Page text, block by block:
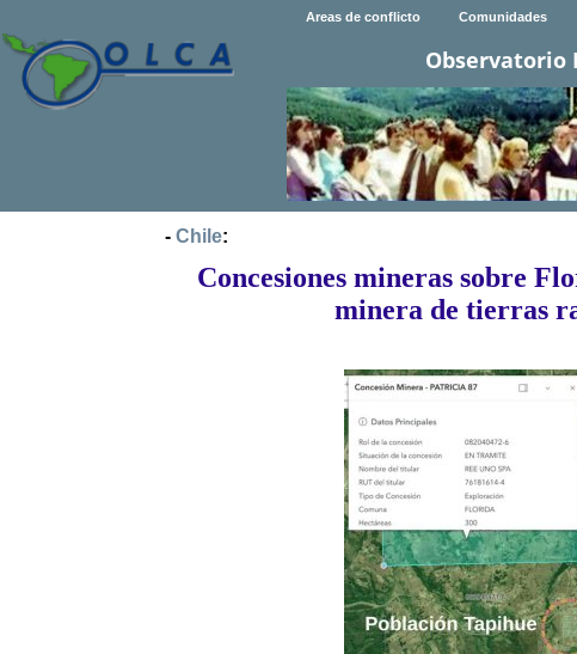
Areas de conflicto Comunidades
Observatorio
- Chile:
Concesiones mineras sobre
minera de tierras